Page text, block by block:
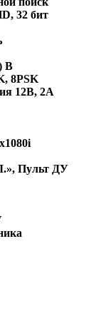
32 бит
B
8PSK
12В, 2А
Пульт ДУ